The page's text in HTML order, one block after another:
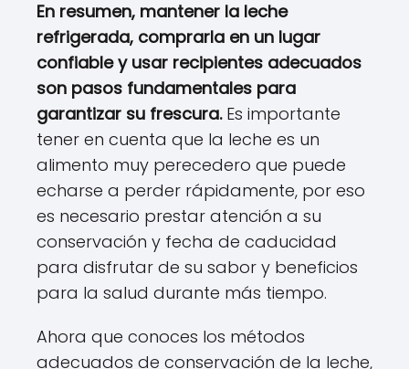
En resumen, mantener la leche
refrigerada, comprarla en un lugar
confiable y usar recipientes adecuados
son pasos fundamentales para
garantizar su frescura. Es importante
tener en cuenta que la leche es un
alimento muy perecedero que puede
echarse a perder rápidamente, por eso
es necesario prestar atención a su
conservación y fecha de caducidad
para disfrutar de su sabor y beneficios
para la salud durante más tiempo.
Ahora que conoces los métodos
adecuados de conservación de la leche,